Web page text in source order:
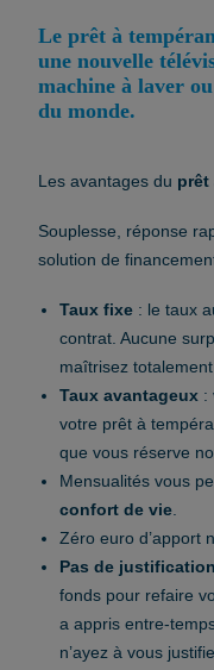
Le prêt à
une nouvelle
machine à laver
du monde.
Les avantages du prêt
Souplesse, réponse
solution de
Taux fixe : le taux
contrat. Aucune
maîtrisez
Taux avantageux :
votre prêt à
que vous réserve
Mensualités vous
confort de vie
Zéro euro d’apport
Pas de justification
fonds pour refaire
a appris entre-
n’ayez à vous